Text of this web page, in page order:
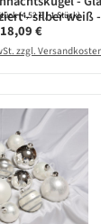
- silber weiß
(4,52 € / 1 Stück)
Regulärer Preis:
18,09 €
zzgl.